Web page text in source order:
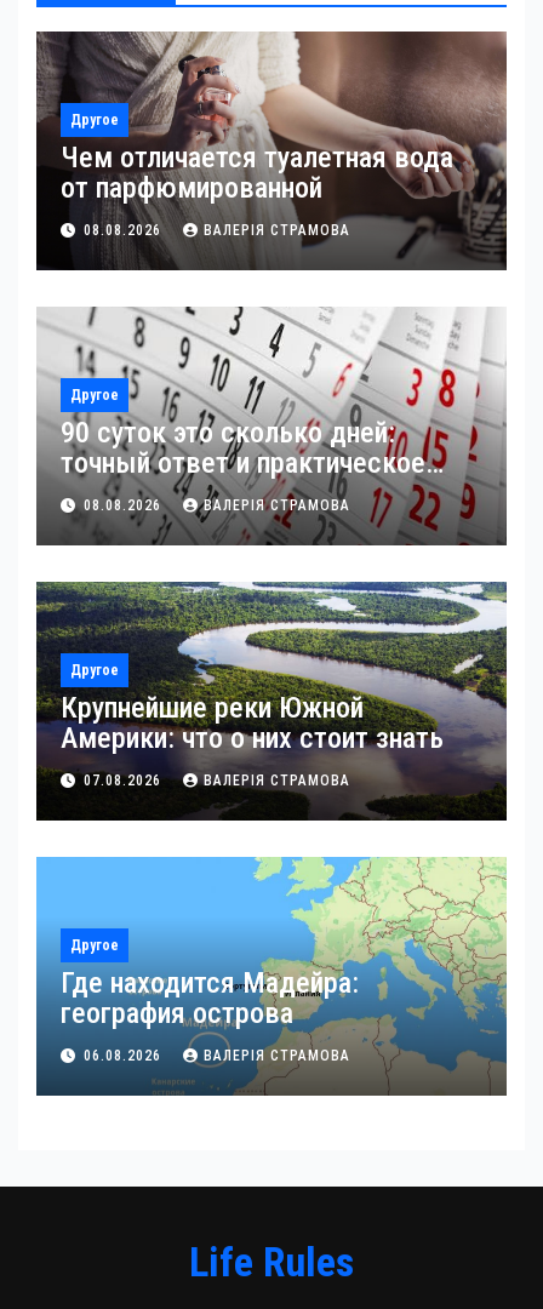
Другое
Чем отличается туалетная вода
от парфюмированной
08.08.2026 ВАЛЕРІЯ СТРАМОВА
Другое
90 суток это сколько дней:
точный ответ и практическое
применение
08.08.2026 ВАЛЕРІЯ СТРАМОВА
Другое
Крупнейшие реки Южной
Америки: что о них стоит знать
07.08.2026 ВАЛЕРІЯ СТРАМОВА
Другое
Где находится Мадейра:
география острова
06.08.2026 ВАЛЕРІЯ СТРАМОВА
Life Rules